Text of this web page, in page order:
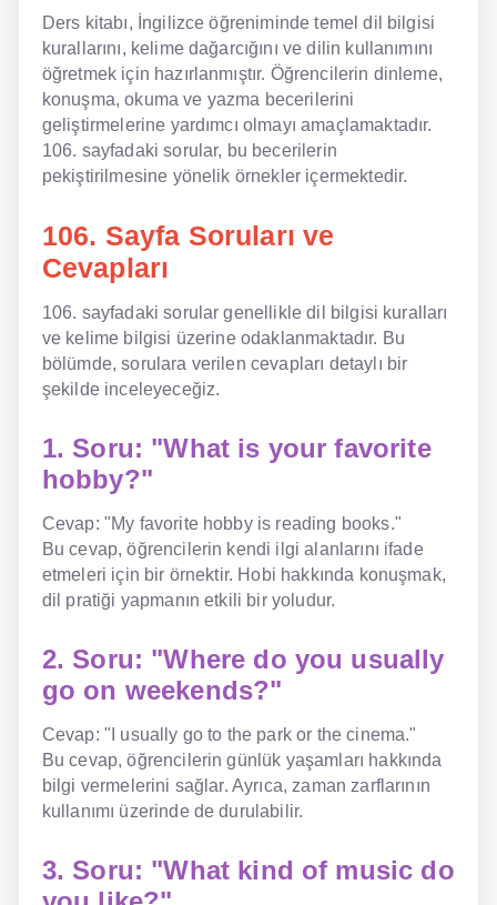
Online İngilizce
Sözlük
Tavsiyeler
Gizlilik Politikası
Bize Ulaşın
Ders kitabı, İngilizce öğreniminde temel dil bilgisi
kurallarını, kelime dağarcığını ve dilin kullanımını
öğretmek için hazırlanmıştır. Öğrencilerin dinleme,
konuşma, okuma ve yazma becerilerini
geliştirmelerine yardımcı olmayı amaçlamaktadır.
106. sayfadaki sorular, bu becerilerin
pekiştirilmesine yönelik örnekler içermektedir.
106. Sayfa Soruları ve
Cevapları
106. sayfadaki sorular genellikle dil bilgisi kuralları
ve kelime bilgisi üzerine odaklanmaktadır. Bu
bölümde, sorulara verilen cevapları detaylı bir
şekilde inceleyeceğiz.
1. Soru: "What is your favorite
hobby?"
Cevap: "My favorite hobby is reading books."
Bu cevap, öğrencilerin kendi ilgi alanlarını ifade
etmeleri için bir örnektir. Hobi hakkında konuşmak,
dil pratiği yapmanın etkili bir yoludur.
2. Soru: "Where do you usually
go on weekends?"
Cevap: "I usually go to the park or the cinema."
Bu cevap, öğrencilerin günlük yaşamları hakkında
bilgi vermelerini sağlar. Ayrıca, zaman zarflarının
kullanımı üzerinde de durulabilir.
3. Soru: "What kind of music do